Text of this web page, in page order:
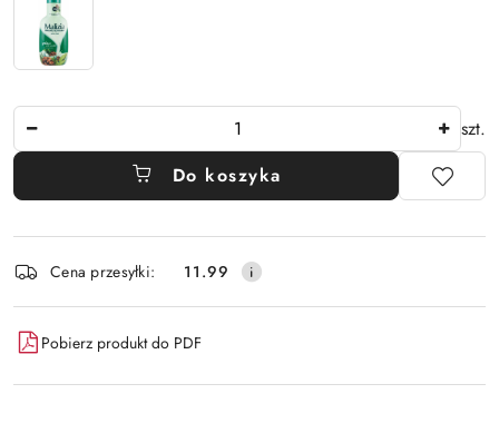
szt.
Do koszyka
i
dostawa
Cena przesyłki: 11.99
Pobierz produkt do PDF